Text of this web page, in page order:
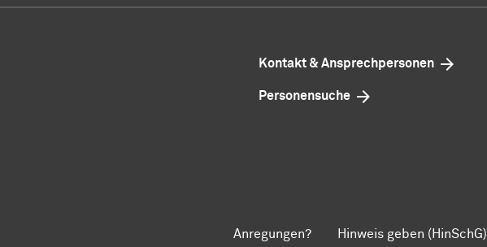
Kontakt & Ansprechpersonen
Personensuche
Anregungen? Hinweis geben (HinSchG)